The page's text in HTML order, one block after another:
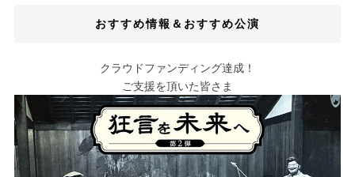
おすすめ情報＆おすすめ公演
クラウドファンディング達成！
ご支援を頂いた皆さま